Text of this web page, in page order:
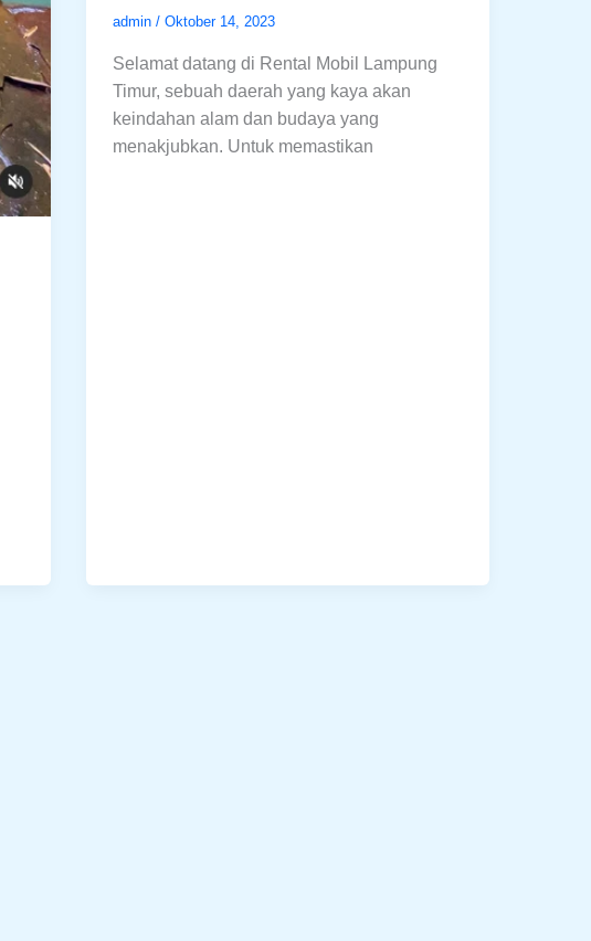
admin / Oktober 14, 2023
Selamat datang di Rental Mobil Lampung
Timur, sebuah daerah yang kaya akan
keindahan alam dan budaya yang
menakjubkan. Untuk memastikan